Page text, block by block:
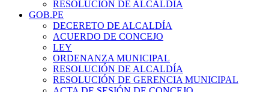
RESOLUCIÓN DE ALCALDÍA
GOB.PE
DECERETO DE ALCALDÍA
ACUERDO DE CONCEJO
LEY
ORDENANZA MUNICIPAL
RESOLUCIÓN DE ALCALDÍA
RESOLUCIÓN DE GERENCIA MUNICIPAL